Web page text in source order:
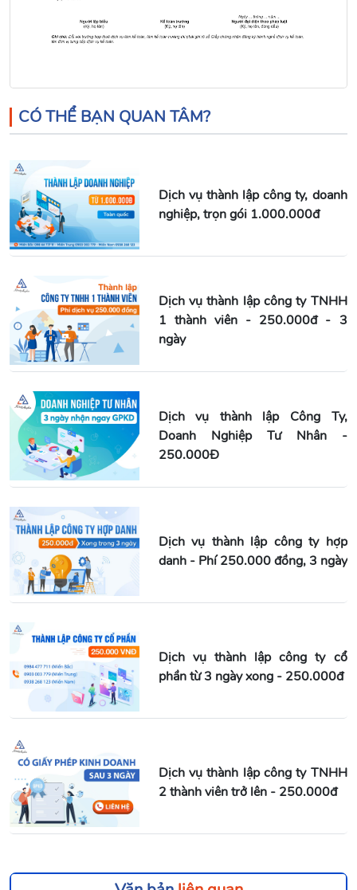
CÓ THỂ BẠN QUAN TÂM?
Dịch vụ thành lập công ty, doanh
nghiệp, trọn gói 1.000.000đ
Dịch vụ thành lập công ty TNHH
1 thành viên - 250.000đ - 3
ngày
Dịch vụ thành lập Công Ty,
Doanh Nghiệp Tư Nhân -
250.000Đ
Dịch vụ thành lập công ty hợp
danh - Phí 250.000 đồng, 3 ngày
Dịch vụ thành lập công ty cổ
phần từ 3 ngày xong - 250.000đ
Dịch vụ thành lập công ty TNHH
2 thành viên trở lên - 250.000đ